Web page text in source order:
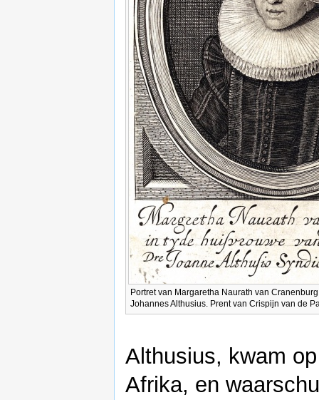
Portret van Margaretha Naurath van
Johannes Althusius. Prent van Crispijn van de
Althusius, kwam
Afrika, en